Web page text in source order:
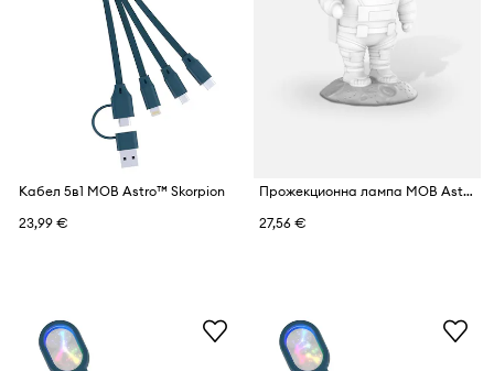
Кабел 5в1 MOB Astro™ Skorpion
23,99 €
Прожекционна лампа MOB Astronaut
27,56 €